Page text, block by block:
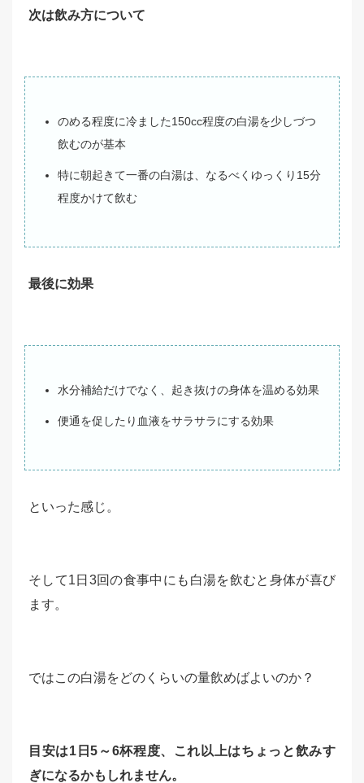
次は飲み方について
のめる程度に冷ました150cc程度の白湯を少しづつ
飲むのが基本
特に朝起きて一番の白湯は、なるべくゆっくり15分
程度かけて飲む
最後に効果
水分補給だけでなく、起き抜けの身体を温める効果
便通を促したり血液をサラサラにする効果
といった感じ。
そして1日3回の食事中にも白湯を飲むと身体が喜び
ます。
ではこの白湯をどのくらいの量飲めばよいのか？
目安は1日5～6杯程度、これ以上はちょっと飲みす
ぎになるかもしれません。